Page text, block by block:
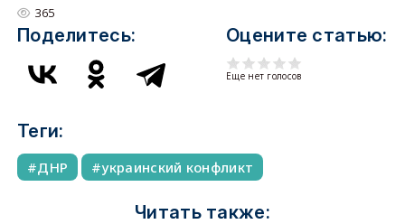
365
Поделитесь: Оцените статью:
Еще нет голосов
Теги:
ДНР украинский конфликт
Читать также: